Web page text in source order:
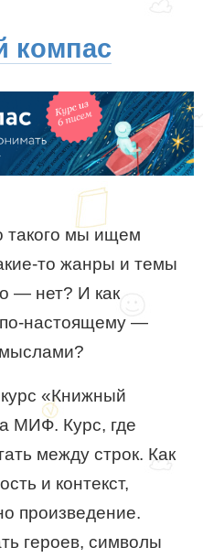
компас
такого мы ищем
то жанры и темы
— нет? И как
по-настоящему —
«Книжный
МИФ. Курс, где
между строк. Как
и контекст,
произведение.
героев, символы